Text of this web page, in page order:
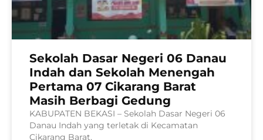
Sekolah Dasar Negeri 06 Danau
Indah dan Sekolah Menengah
Pertama 07 Cikarang Barat
Masih Berbagi Gedung
KABUPATEN BEKASI – Sekolah Dasar Negeri 06
Danau Indah yang terletak di Kecamatan
Cikarang Barat,